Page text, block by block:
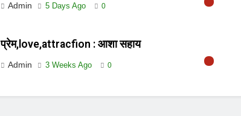
Admin 5 Days Ago 0
प्रेम,love,attracfion : आशा सहाय
Admin 3 Weeks Ago 0